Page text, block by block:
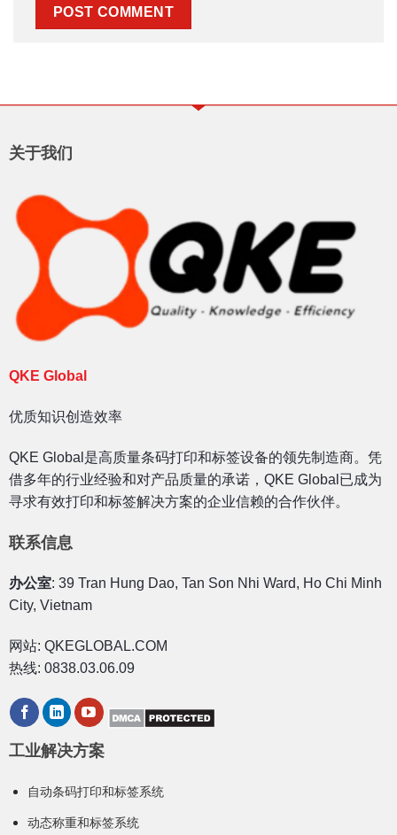
关于我们
QKE Global
优质知识创造效率
QKE Global是高质量条码打印和标签设备的领先制造商。凭
借多年的行业经验和对产品质量的承诺，QKE Global已成为
寻求有效打印和标签解决方案的企业信赖的合作伙伴。
联系信息
办公室: 39 Tran Hung Dao, Tan Son Nhi Ward, Ho Chi Minh
City, Vietnam
网站: QKEGLOBAL.COM
热线: 0838.03.06.09
工业解决方案
自动条码打印和标签系统
动态称重和标签系统